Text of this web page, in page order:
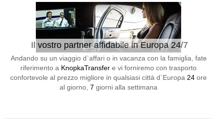
Il vostro partner affidabile in Europa 24/7
Andando su un viaggio d`affari o in vacanza con la famiglia, fate
riferimento a KnopkaTransfer e vi forniremo con trasporto
confortevole al prezzo migliore in qualsiasi città d`Europa 24 ore
al giorno, 7 giorni alla settimana